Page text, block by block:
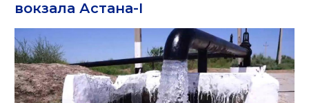
вокзала Астана-I